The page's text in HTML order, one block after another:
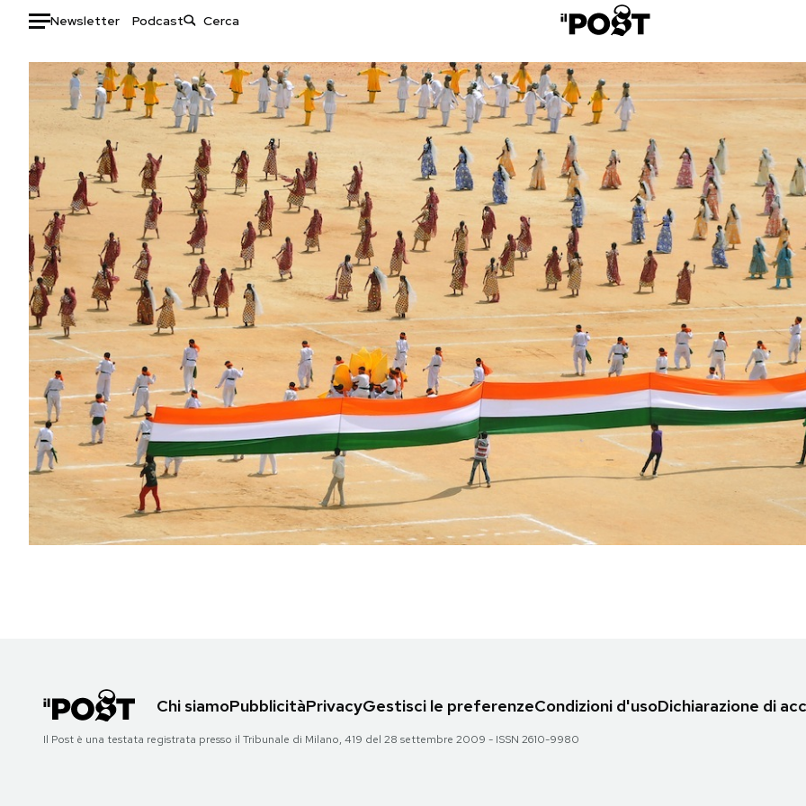
Newsletter Podcast
Auto
HOME
Italia
Mondo
Politica
Tecnologia
Internet
Scienza
Cultura
Economia
Sport
Moda
Libri
Consumismi
Storie/Idee
Ok Boomer!
Media
Europa
Altrecose
Mondiali calcio 2026
PODCAST
NEWSLETTER
AREA PERSONALE
Chi siamoPubblicitàPrivacyGestisci le preferenzeCondizioni d'usoDichiarazione di
Il Post è una testata registrata presso il Tribunale di Milano, 419 del 28 settembre 2009 - ISSN 2610-9980